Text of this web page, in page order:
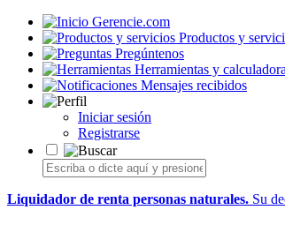
Gerencie.com
Productos y
Pregúntenos
Herramientas y
Mensajes recibidos
Iniciar sesión
Registrarse
Liquidador de renta personas naturales. Su